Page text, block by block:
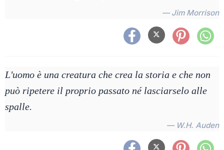
— Jim Morrison
L'uomo è una creatura che crea la storia e che non
può ripetere il proprio passato né lasciarselo alle
spalle.
— W.H. Auden